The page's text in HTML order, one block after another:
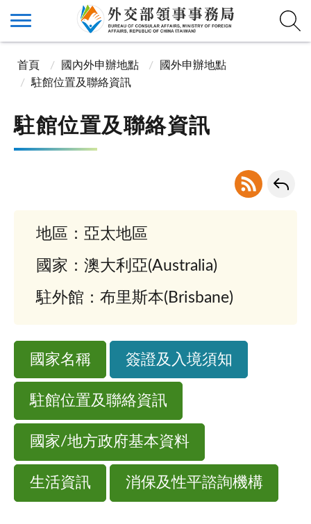
首頁 國內外申辦地點
國外申辦地點
駐館位置及聯絡資訊
駐館位置及聯絡資訊
地區：亞太地區
國家：澳大利亞(Australia)
駐外館：布里斯本(Brisbane)
國家名稱 簽證及入境須知
駐館位置及聯絡資訊
國家/地方政府基本資料
生活資訊 消保及性平諮詢機構